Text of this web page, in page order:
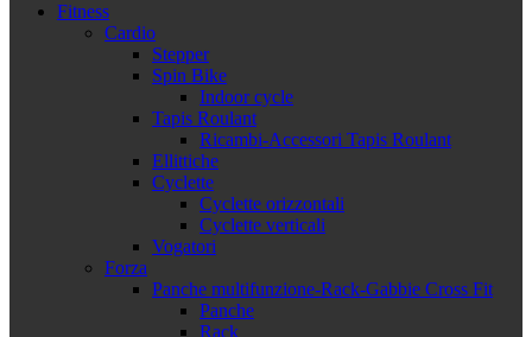
Fitness
Cardio
Stepper
Spin Bike
Indoor cycle
Tapis Roulant
Ricambi-Accessori Tapis Roulant
Ellittiche
Cyclette
Cyclette orizzontali
Cyclette verticali
Vogatori
Forza
Panche multifunzione-Rack-Gabbie Cross Fit
Panche
Rack